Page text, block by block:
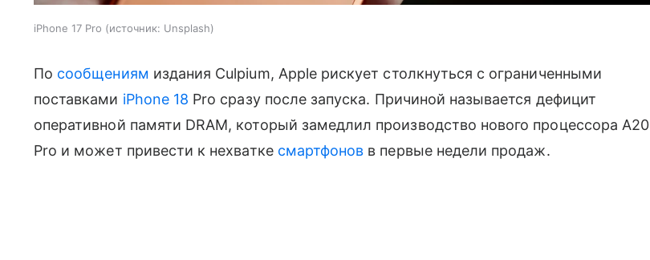
iPhone 17 Pro источник: Unsplash
По сообщениям издания Culpium, Apple рискует столкнуться с ограниченными
поставками iPhone 18 Pro сразу после запуска. Причиной называется дефицит
оперативной памяти DRAM, который замедлил производство нового процессора A20
Pro и может привести к нехватке смартфонов в первые недели продаж.